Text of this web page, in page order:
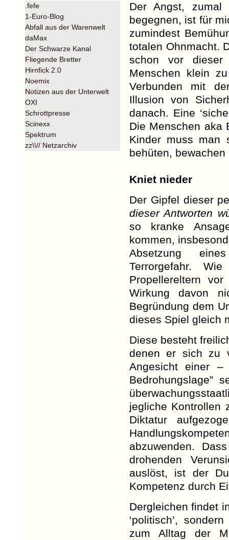
.fefe
1-Euro-Blog
Abfall aus der Warenwelt
daMax
Der Schwarze Kanal
Fliegende Bretter
Hirnfick 2.0
Noemix
Notizen aus der Unterwelt
OXI
Schrottpresse
Scinexx
Spektrum
zz\\// Netzarchiv
Der Angst, zumal
begegnen, ist für
zumindest
totalen Ohnmacht.
schon vor dieser
Menschen klein
Verbunden mit
Illusion von
danach. Eine
Die Menschen aka
Kinder muss man
behüten,
Kniet nieder
Der Gipfel dieser
dieser Antworten
so kranke
kommen,
Absetzung
Terrorgefahr.
Propellereltern
Wirkung davon
Begründung dem
dieses Spiel gleich
Diese besteht
denen er sich zu
Angesicht einer
Bedrohungslage”
jegliche Kontrollen
Diktatur
abzuwenden.
drohenden
auslöst, ist der
Kompetenz durch
Dergleichen findet
‘politisch’,
zum Alltag der